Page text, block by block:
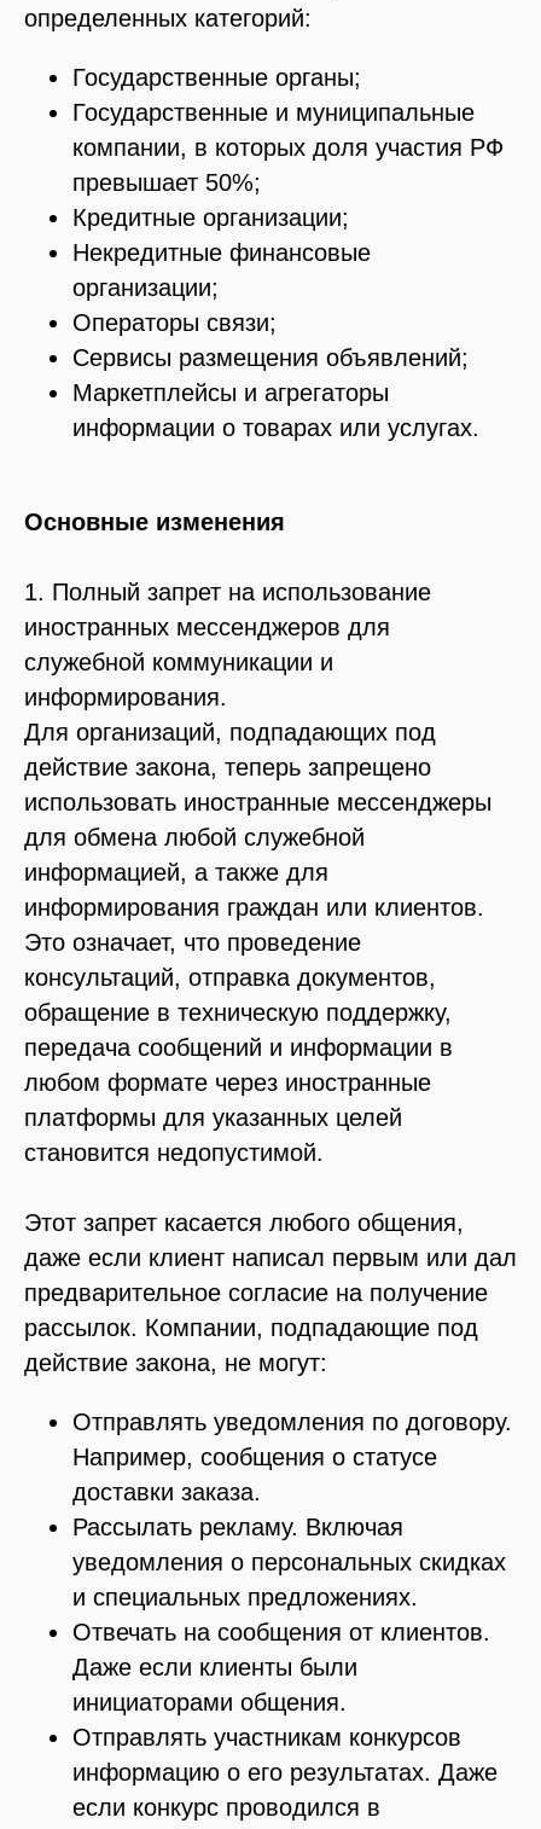
определенных категорий:
Государственные органы;
Государственные и муниципальные
компании, в которых доля участия РФ
превышает 50%;
Кредитные организации;
Некредитные финансовые
организации;
Операторы связи;
Сервисы размещения объявлений;
Маркетплейсы и агрегаторы
информации о товарах или услугах.
Основные изменения
1. Полный запрет на использование
иностранных мессенджеров для
служебной коммуникации и
информирования.
Для организаций, подпадающих под
действие закона, теперь запрещено
использовать иностранные мессенджеры
для обмена любой служебной
информацией, а также для
информирования граждан или клиентов.
Это означает, что проведение
консультаций, отправка документов,
обращение в техническую поддержку,
передача сообщений и информации в
любом формате через иностранные
платформы для указанных целей
становится недопустимой.
Этот запрет касается любого общения,
даже если клиент написал первым или дал
предварительное согласие на получение
рассылок. Компании, подпадающие под
действие закона, не могут:
Отправлять уведомления по договору.
Например, сообщения о статусе
доставки заказа.
Рассылать рекламу. Включая
уведомления о персональных скидках
и специальных предложениях.
Отвечать на сообщения от клиентов.
Даже если клиенты были
инициаторами общения.
Отправлять участникам конкурсов
информацию о его результатах. Даже
если конкурс проводился в